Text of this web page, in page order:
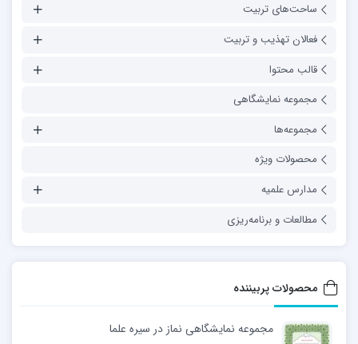
ساحت‌های تربیت
فعالان تهذیب و تربیت
قالب محتوا
مجموعه نمایشگاهی
مجموعه‌ها
محصولات ویژه
مدارس علمیه
مطالعات و برنامه‌ریزی
محصولات پربیننده
مجموعه نمایشگاهی نماز در سیره علما